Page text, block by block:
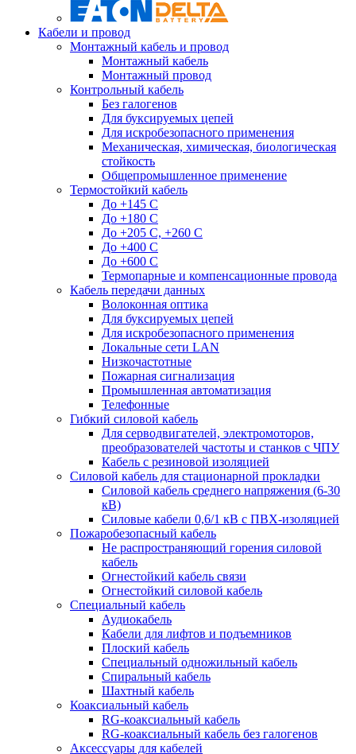
Кабели и провод
Монтажный кабель и провод
Монтажный кабель
Монтажный провод
Контрольный кабель
Без галогенов
Для буксируемых цепей
Для искробезопасного применения
Механическая, химическая, биологическая
стойкость
Общепромышленное применение
Термостойкий кабель
До +145 С
До +180 C
До +205 С, +260 С
До +400 C
До +600 С
Термопарные и компенсационные провода
Кабель передачи данных
Волоконная оптика
Для буксируемых цепей
Для искробезопасного применения
Локальные сети LAN
Низкочастотные
Пожарная сигнализация
Промышленная автоматизация
Телефонные
Гибкий силовой кабель
Для серводвигателей, электромоторов,
преобразователей частоты и станков с ЧПУ
Кабель с резиновой изоляцией
Силовой кабель для стационарной прокладки
Силовой кабель среднего напряжения (6-30
кВ)
Силовые кабели 0,6/1 кВ с ПВХ-изоляцией
Пожаробезопасный кабель
Не распространяющий горения силовой
кабель
Огнестойкий кабель связи
Огнестойкий силовой кабель
Специальный кабель
Аудиокабель
Кабели для лифтов и подъемников
Плоский кабель
Специальный одножильный кабель
Спиральный кабель
Шахтный кабель
Коаксиальный кабель
RG-коаксиальный кабель
RG-коаксиальный кабель без галогенов
Аксессуары для кабелей